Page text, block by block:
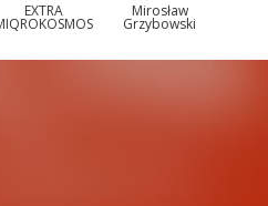
EXTRA Mirosław
Grzybowski